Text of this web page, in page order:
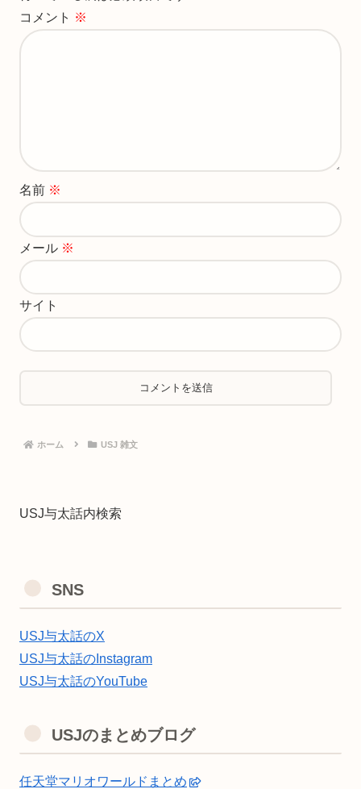
コメント ※
名前 ※
メール ※
サイト
ホーム USJ 雑文
USJ与太話内検索
SNS
USJ与太話のX
USJ与太話のInstagram
USJ与太話のYouTube
USJのまとめブログ
任天堂マリオワールドまとめ